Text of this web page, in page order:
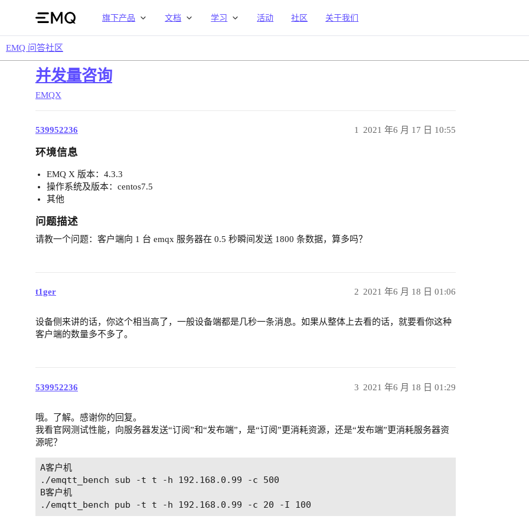
旗下产品 文档 学习 活动 社区 关于我们
EMQ 问答社区
并发量咨询
EMQX
539952236 2021 年6 月 17 日 10:55
1
环境信息
EMQ X 版本：4.3.3
操作系统及版本：centos7.5
其他
问题描述
请教一个问题：客户端向 1 台 emqx 服务器在 0.5 秒瞬间发送 1800 条数据，算多吗？
t1ger 2021 年6 月 18 日 01:06
2
设备侧来讲的话，你这个相当高了，一般设备端都是几秒一条消息。如果从整体上去看的话，就要看你这种
客户端的数量多不多了。
539952236 2021 年6 月 18 日 01:29
3
哦。了解。感谢你的回复。
我看官网测试性能，向服务器发送“订阅”和“发布端”，是“订阅”更消耗资源，还是“发布端”更消耗服务器资
源呢？
A客户机
./emqtt_bench sub -t t -h 192.168.0.99 -c 500
B客户机